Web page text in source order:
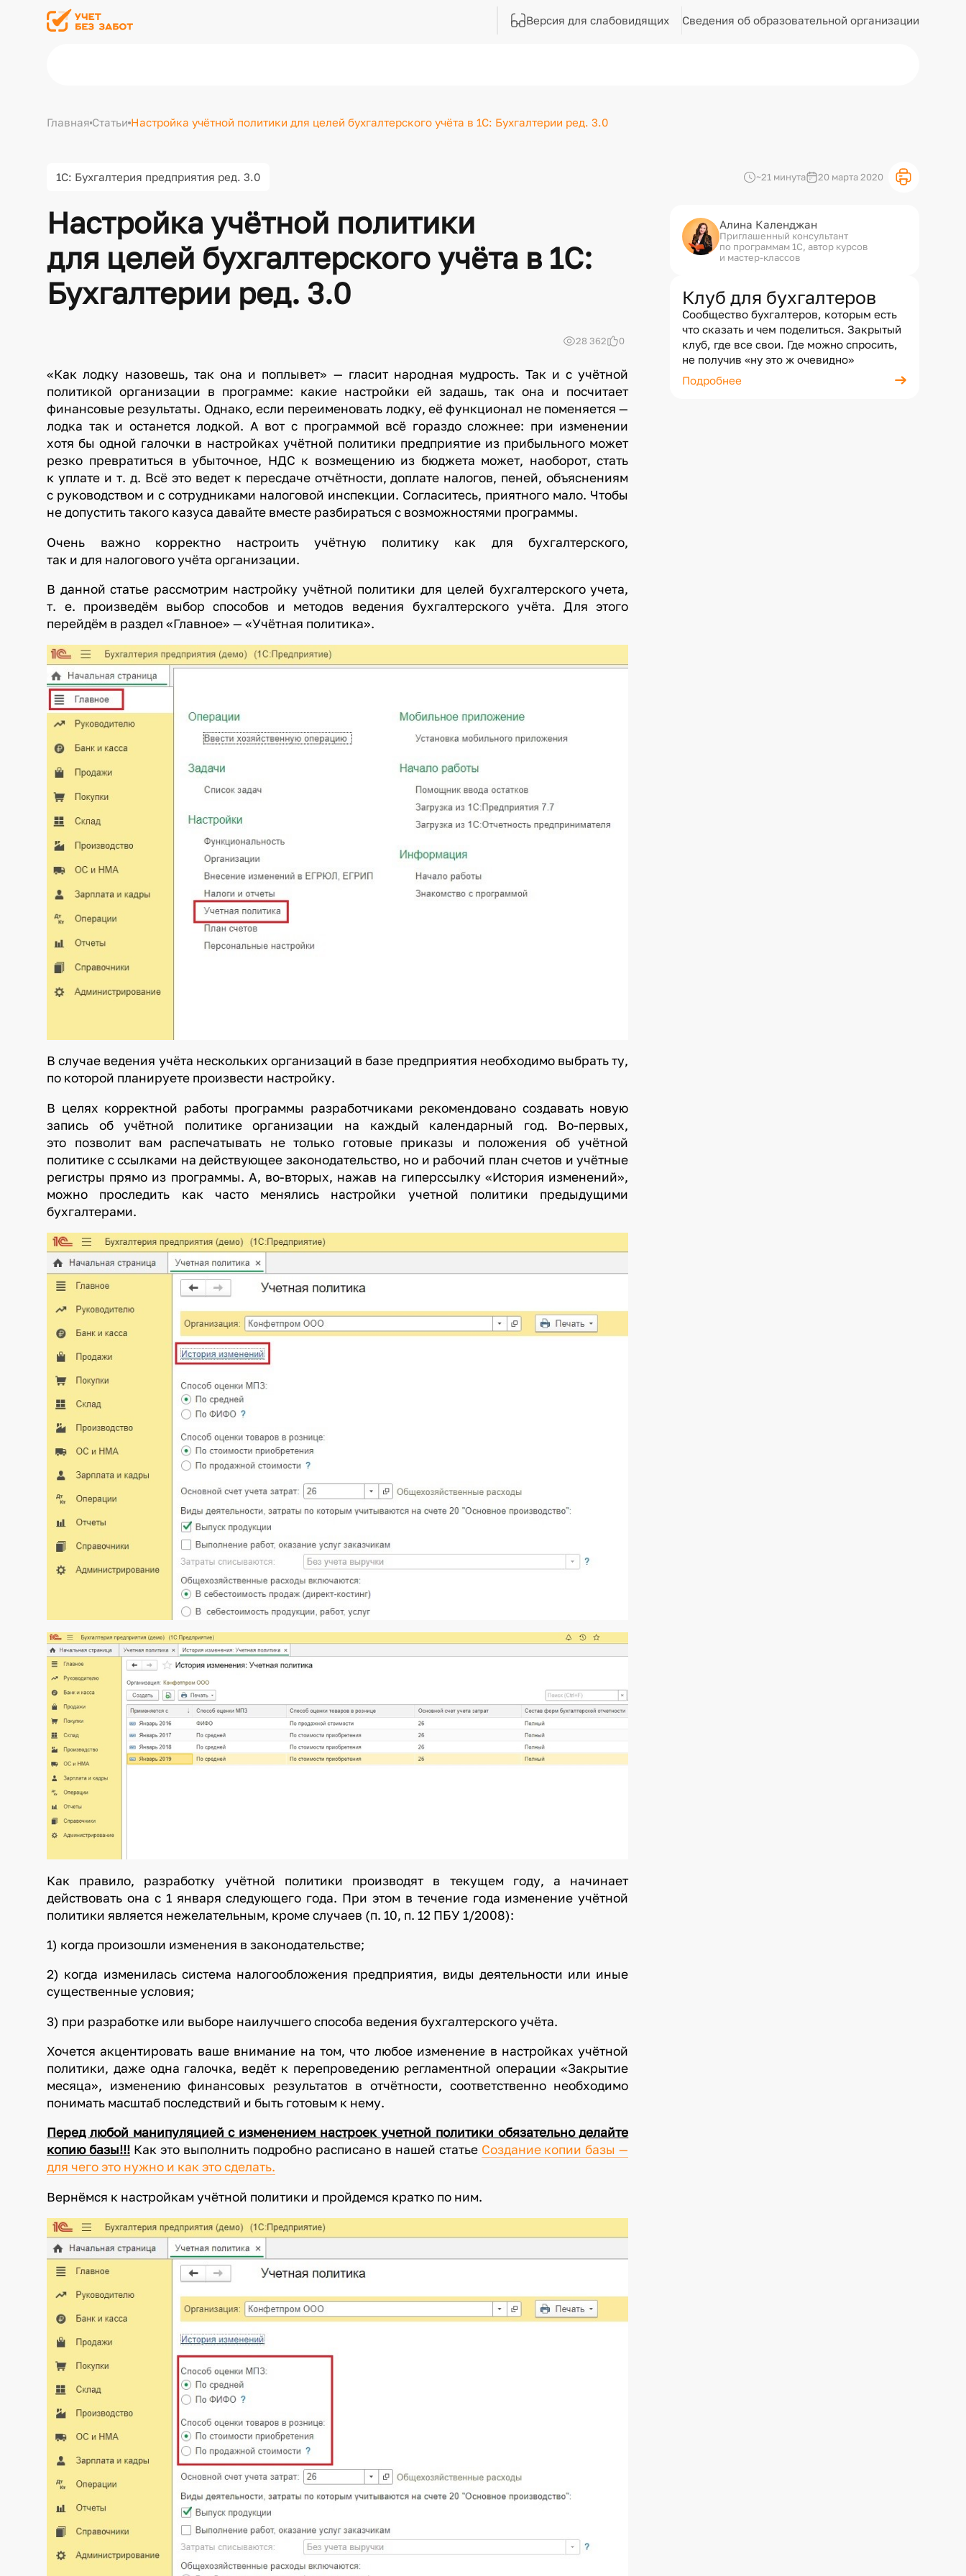
Версия для слабовидящих Сведения об образовательной организации
Главная СтатьиНастройка учётной политики для целей бухгалтерского учёта в 1С: Бухгалтерии ред. 3.0
1С: Бухгалтерия предприятия ред. 3.0 ~21 минута 20 марта 2020
Настройка учётной политики
для целей бухгалтерского учёта в 1С:
Бухгалтерии ред. 3.0
28 362 0
«Как лодку назовешь, так она и поплывет» — гласит народная мудрость. Так и с учётной
политикой организации в программе: какие настройки ей задашь, так она и посчитает
финансовые результаты. Однако, если переименовать лодку, её функционал не поменяется —
лодка так и останется лодкой. А вот с программой всё гораздо сложнее: при изменении
хотя бы одной галочки в настройках учётной политики предприятие из прибыльного может
резко превратиться в убыточное, НДС к возмещению из бюджета может, наоборот, стать
к уплате и т. д. Всё это ведет к пересдаче отчётности, доплате налогов, пеней, объяснениям
с руководством и с сотрудниками налоговой инспекции. Согласитесь, приятного мало. Чтобы
не допустить такого казуса давайте вместе разбираться с возможностями программы.
Очень важно корректно настроить учётную политику как для бухгалтерского,
так и для налогового учёта организации.
В данной статье рассмотрим настройку учётной политики для целей бухгалтерского учета,
т. е. произведём выбор способов и методов ведения бухгалтерского учёта. Для этого
перейдём в раздел «Главное» — «Учётная политика».
В случае ведения учёта нескольких организаций в базе предприятия необходимо выбрать ту,
по которой планируете произвести настройку.
В целях корректной работы программы разработчиками рекомендовано создавать новую
запись об учётной политике организации на каждый календарный год. Во-первых,
это позволит вам распечатывать не только готовые приказы и положения об учётной
политике с ссылками на действующее законодательство, но и рабочий план счетов и учётные
регистры прямо из программы. А, во-вторых, нажав на гиперссылку «История изменений»,
можно проследить как часто менялись настройки учетной политики предыдущими
бухгалтерами.
Как правило, разработку учётной политики производят в текущем году, а начинает
действовать она с 1 января следующего года. При этом в течение года изменение учётной
политики является нежелательным, кроме случаев (п. 10, п. 12 ПБУ 1/2008):
1) когда произошли изменения в законодательстве;
2) когда изменилась система налогообложения предприятия, виды деятельности или иные
существенные условия;
3) при разработке или выборе наилучшего способа ведения бухгалтерского учёта.
Хочется акцентировать ваше внимание на том, что любое изменение в настройках учётной
политики, даже одна галочка, ведёт к перепроведению регламентной операции «Закрытие
месяца», изменению финансовых результатов в отчётности, соответственно необходимо
понимать масштаб последствий и быть готовым к нему.
Перед любой манипуляцией с изменением настроек учетной политики обязательно делайте
копию базы!!!Как это выполнить подробно расписано в нашей статье Создание копии базы —
для чего это нужно и как это сделать.
Вернёмся к настройкам учётной политики и пройдемся кратко по ним.
Алина Календжан
Приглашенный консультант
по программам 1С, автор курсов
и мастер-классов
Клуб для бухгалтеров
Сообщество бухгалтеров, которым есть
что сказать и чем поделиться. Закрытый
клуб, где все свои. Где можно спросить,
не получив «ну это ж очевидно»
Подробнее